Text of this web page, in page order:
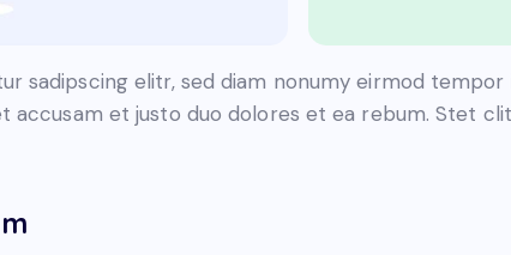
sadipscing elitr, sed diam nonumy eirmod
accusam et justo duo dolores et ea rebum. Stet